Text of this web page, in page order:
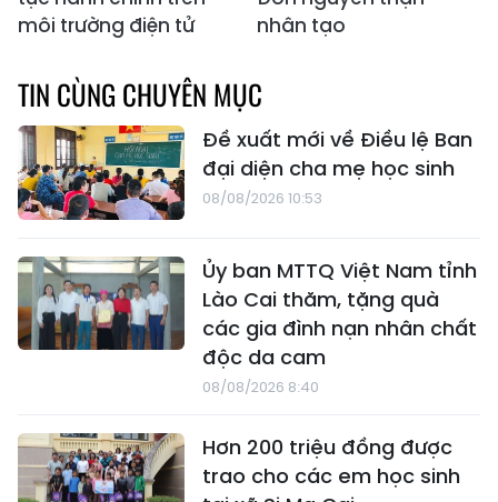
môi trường điện tử
nhân tạo
TIN CÙNG CHUYÊN MỤC
Đề xuất mới về Điều lệ Ban
đại diện cha mẹ học sinh
08/08/2026 10:53
Ủy ban MTTQ Việt Nam tỉnh
Lào Cai thăm, tặng quà
các gia đình nạn nhân chất
độc da cam
08/08/2026 8:40
Hơn 200 triệu đồng được
trao cho các em học sinh